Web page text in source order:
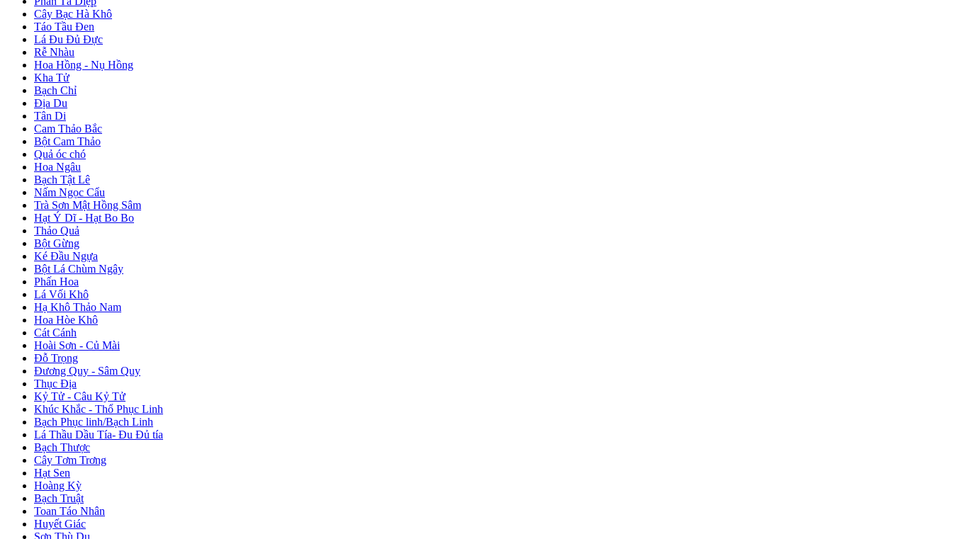
Cây Bạc Hà Khô
Táo Tầu Đen
Lá Đu Đủ Đực
Rễ Nhàu
Hoa Hồng - Nụ Hồng
Kha Tử
Bạch Chỉ
Địa Du
Tân Di
Cam Thảo Bắc
Bột Cam Thảo
Quả óc chó
Hoa Ngâu
Bạch Tật Lê
Nấm Ngọc Cẩu
Trà Sơn Mật Hồng Sâm
Hạt Ý Dĩ - Hạt Bo Bo
Thảo Quả
Bột Gừng
Ké Đầu Ngựa
Bột Lá Chùm Ngây
Phấn Hoa
Lá Vối Khô
Hạ Khô Thảo Nam
Hoa Hòe Khô
Cát Cánh
Hoài Sơn - Củ Mài
Đỗ Trọng
Đương Quy - Sâm Quy
Thục Địa
Kỷ Tử - Câu Kỷ Tử
Khúc Khắc - Thổ Phục Linh
Bạch Phục linh/Bạch Linh
Lá Thầu Dầu Tía- Đu Đủ tía
Bạch Thược
Cây Tơm Trơng
Hạt Sen
Hoàng Kỳ
Bạch Truật
Toan Táo Nhân
Huyết Giác
Sơn Thù Du